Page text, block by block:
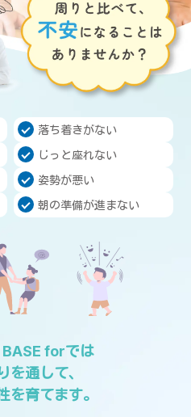
落ち着きがない
じっと座れない
姿勢が悪い
朝の準備が進まない
forでは
を通して、
を育てます。